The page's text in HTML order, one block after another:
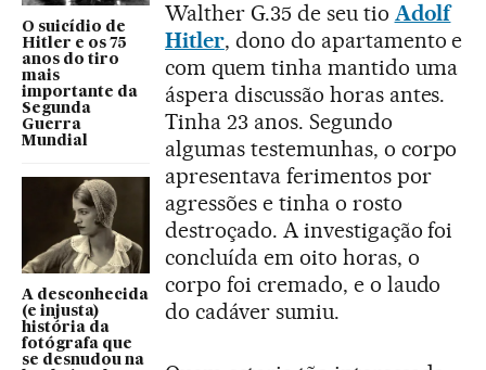
O suicídio de
Hitler e os 75
anos do tiro
mais
importante da
Segunda
Guerra
Mundial
A desconhecida
(e injusta)
história da
fotógrafa que
se desnudou na
Walther G.35 de seu tio Adolf
Hitler, dono do apartamento e
com quem tinha mantido uma
áspera discussão horas antes.
Tinha 23 anos. Segundo
algumas testemunhas, o corpo
apresentava ferimentos por
agressões e tinha o rosto
destroçado. A investigação foi
concluída em oito horas, o
corpo foi cremado, e o laudo
do cadáver sumiu.